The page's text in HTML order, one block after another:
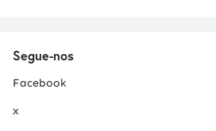
Segue-nos
Facebook
x